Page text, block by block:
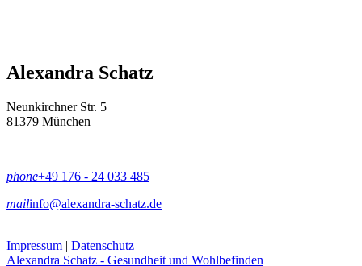
Alexandra Schatz
Neunkirchner Str. 5
81379 München
phone+49 176 - 24 033 485
mailinfo@alexandra-schatz.de
Impressum | Datenschutz
Alexandra Schatz - Gesundheit und Wohlbefinden